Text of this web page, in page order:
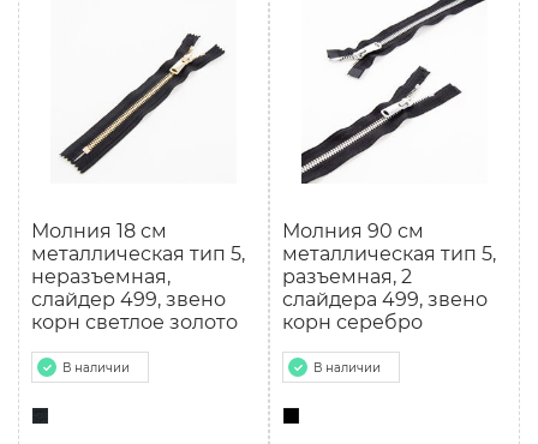
Молния 18 см
мeталлическая тип 5,
неразъемная,
слайдер 499, звено
корн светлое золото
В наличии
Молния 90 см
мeталлическая тип 5,
разъемная, 2
слайдера 499, звено
корн серебро
В наличии